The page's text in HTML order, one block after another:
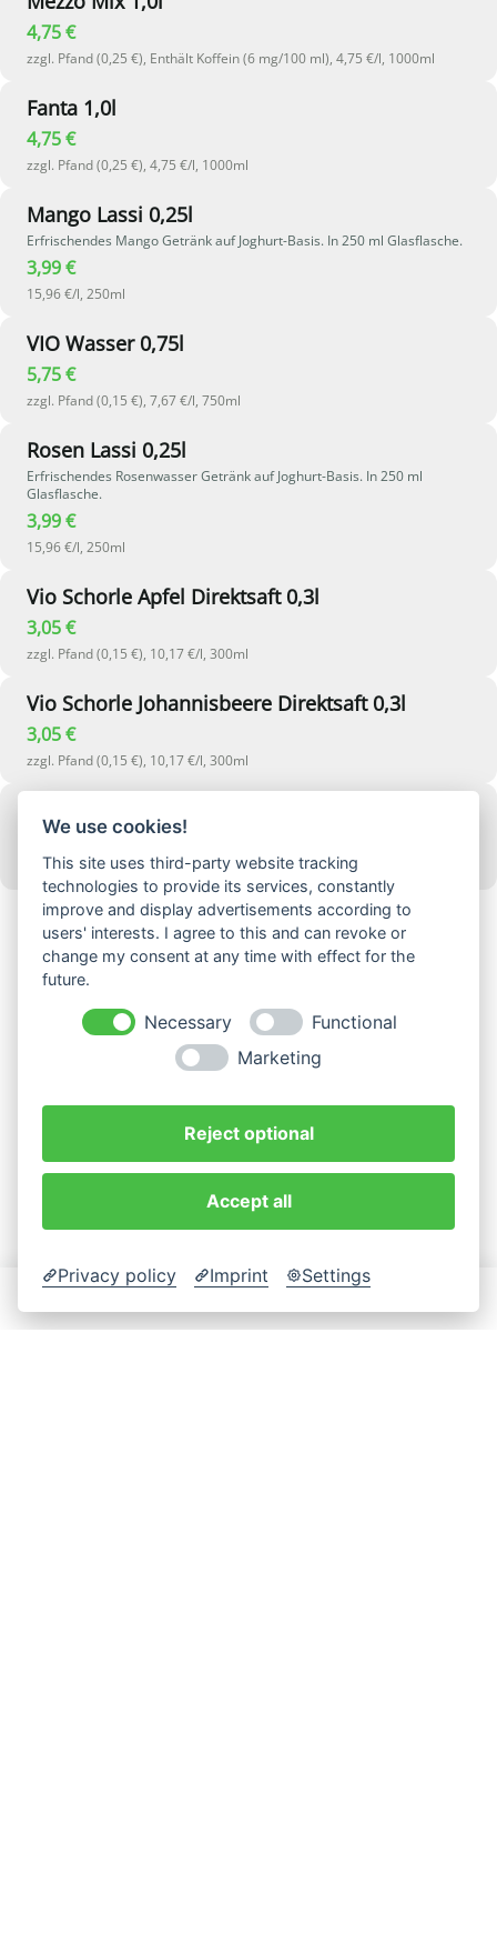
4,75 €
zzgl. Pfand (0,25 €), Enthält Koffein (6 mg/100 ml), 4,75 €/l, 1000ml
Fanta 1,0l
4,75 €
zzgl. Pfand (0,25 €), 4,75 €/l, 1000ml
Mango Lassi 0,25l
Erfrischendes Mango Getränk auf Joghurt-Basis. In 250 ml Glasflasche.
3,99 €
15,96 €/l, 250ml
VIO Wasser 0,75l
5,75 €
zzgl. Pfand (0,15 €), 7,67 €/l, 750ml
Rosen Lassi 0,25l
Erfrischendes Rosenwasser Getränk auf Joghurt-Basis. In 250 ml
Glasflasche.
3,99 €
15,96 €/l, 250ml
Vio Schorle Apfel Direktsaft 0,3l
3,05 €
zzgl. Pfand (0,15 €), 10,17 €/l, 300ml
Vio Schorle Johannisbeere Direktsaft 0,3l
3,05 €
zzgl. Pfand (0,15 €), 10,17 €/l, 300ml
3,05 €
zzgl. Pfand (0,15 €), 10,17 €/l, 300ml
We use cookies!
This site uses third-party website tracking
technologies to provide its services, constantly
improve and display advertisements according to
users' interests. I agree to this and can revoke or
change my consent at any time with effect for the
future.
Necessary
Functional
Marketing
Reject optional
Accept all
Privacy policy Imprint Settings